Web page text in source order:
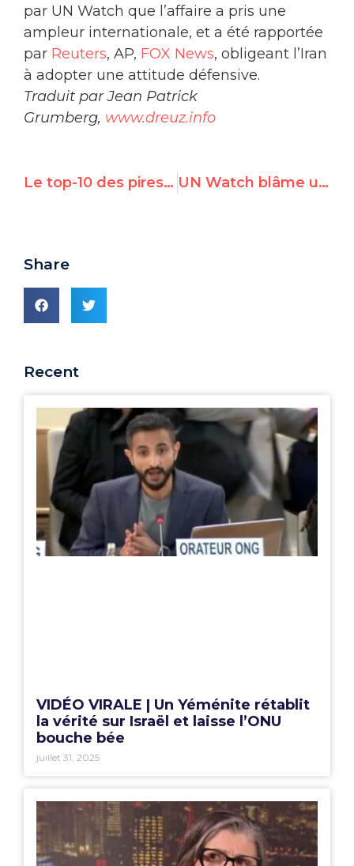
par UN Watch que l’affaire a pris une
ampleur internationale, et a été rapportée
par Reuters, AP, FOX News, obligeant l’Iran
à adopter une attitude défensive.
Traduit par Jean Patrick
Grumberg, www.dreuz.info
Le top-10 des pires décisions de l’ONU en 2013 UN Watch blâme une nomination à l'ONU
Share
Recent
VIDÉO VIRALE | Un Yéménite rétablit
la vérité sur Israël et laisse l’ONU
bouche bée
juillet 31, 2025